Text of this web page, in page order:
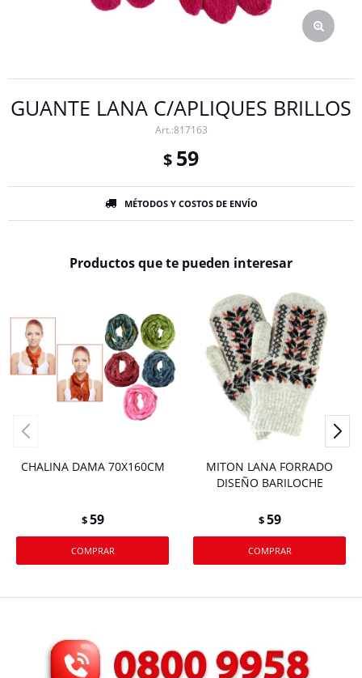
GUANTE LANA C/APLIQUES BRILLOS
817163
$ 59
MÉTODOS Y COSTOS DE ENVÍO
Productos que te pueden interesar
CHALINA DAMA 70X160CM
$59
MITON LANA FORRADO
DISEÑO BARILOCHE
$59